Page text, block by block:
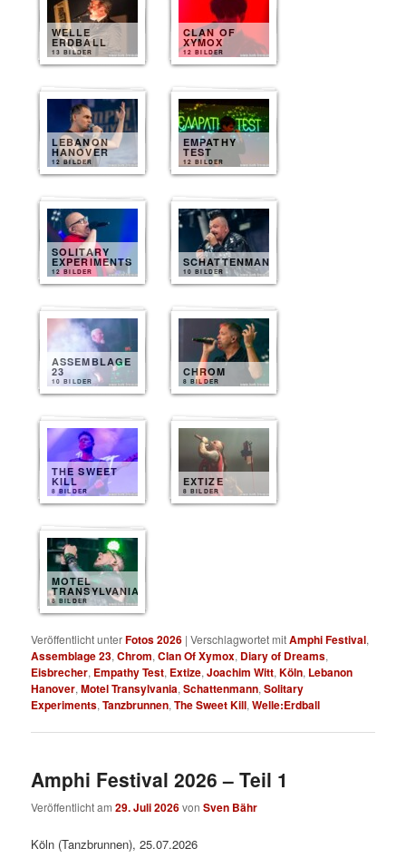
WELLE
ERDBALL
13 BILDER
CLAN OF
XYMOX
12 BILDER
LEBANON
HANOVER
12 BILDER
EMPATHY
TEST
12 BILDER
SOLITARY
EXPERIMENTS
12 BILDER
SCHATTENMANN
10 BILDER
ASSEMBLAGE
23
10 BILDER
CHROM
8 BILDER
THE SWEET
KILL
8 BILDER
EXTIZE
8 BILDER
MOTEL
TRANSYLVANIA
8 BILDER
Veröffentlicht unterFotos 2026 |Verschlagwortet mitAmphi Festival,
Assemblage 23,Chrom,Clan Of Xymox, Diary of Dreams,
Eisbrecher, Empathy Test, Extize,Joachim Witt,Köln, Lebanon
Hanover,Motel Transylvania,Schattenmann,Solitary
Experiments,Tanzbrunnen,The Sweet Kill,Welle:Erdball
Amphi Festival 2026 – Teil 1
Veröffentlicht am29. Juli 2026vonSven Bähr
Köln (Tanzbrunnen), 25.07.2026